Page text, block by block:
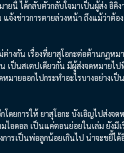
ยนี้ ได้กลับตัวกลับใจมาเป็นผู้ส่ง อิคิ
จ้งข่าวการตายล่วงหน้า ถึงแม้ว่าต้อ
างกัน เรื่องที่ยาสุโอกะต่อต้านกฏหม
เป็นสเตปเดียวกัน มีผู้ส่งจดหมายไ
มายออกไปกระทำอะไรบางอย่างเ
ยการให้ ยาสุโอกะ บังเอิญไปส่งจด
ไอดอล เป็นแค่ตอนย่อยในเล่ม ยังมีเ
ารเป็นพ่อลูกน้อยเกินไป น่าจะขยี้ได้